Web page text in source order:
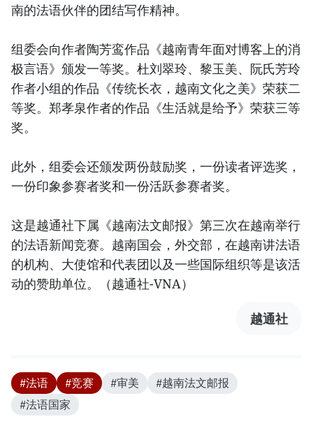
南的法语伙伴的团结写作精神。
组委会向作者陶芳鸾作品《越南青年面对博客上的消
极言语》颁发一等奖。杜刘翠玲、黎玉美、阮氏芳玲
作者小组的作品《传统长衣，越南文化之美》荣获二
等奖。郑孝泉作者的作品《生活就是给予》荣获三等
奖。
此外，组委会还颁发两份鼓励奖，一份读者评选奖，
一份印象参赛者奖和一份活跃参赛者奖。
这是越通社下属《越南法文邮报》第三次在越南举行
的法语新闻竞赛。越南国会，外交部，在越南讲法语
的机构、大使馆和代表团以及一些国际组织等是该活
动的赞助单位。（越通社-VNA）
越通社
#法语 #竞赛 #审美
#越南法文邮报
#法语国家